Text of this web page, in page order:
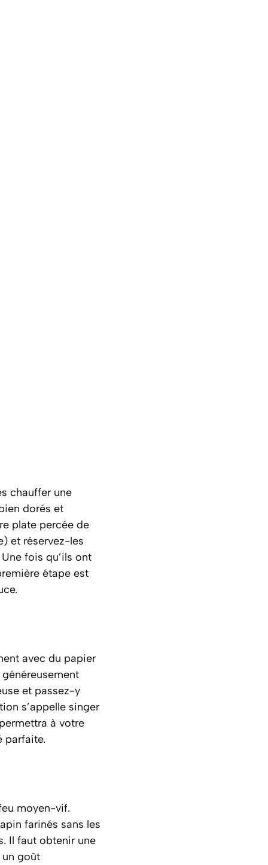
chauffer une
dorés et
plate percée de
et réservez-les
fois qu’ils ont
étape est
avec du papier
et passez-y
s’appelle singer
à votre
parfaite.
moyen-vif.
farinés sans les
Il faut obtenir une
un goût